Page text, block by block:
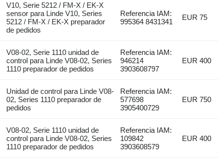
V10, Serie 5212 / FM-X / EK-X
sensor para Linde V10, Series
5212 / FM-X / EK-X preparador
de pedidos
Referencia IAM:
995364 8431341
EUR 75
V08-02, Serie 1110 unidad de
control para Linde V08-02, Series
1110 preparador de pedidos
Referencia IAM:
946214
3903608797
EUR 400
Unidad de control para Linde V08-
02, Series 1110 preparador de
pedidos
Referencia IAM:
577698
3905400729
EUR 750
V08-02, Serie 1110 unidad de
control para Linde V08-02, Series
1110 preparador de pedidos
Referencia IAM:
109842
3903608579
EUR 400